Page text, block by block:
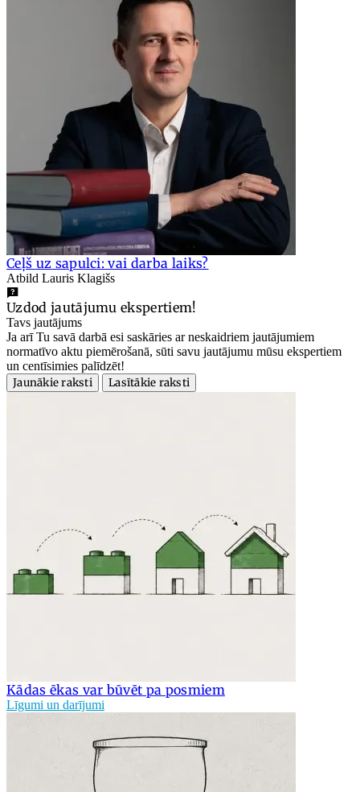
Ceļš uz sapulci: vai darba laiks?
Atbild Lauris Klagišs
Uzdod jautājumu ekspertiem!
Tavs jautājums
Ja arī Tu savā darbā esi saskāries ar neskaidriem jautājumiem
normatīvo aktu piemērošanā, sūti savu jautājumu mūsu ekspertiem
un centīsimies palīdzēt!
Jaunākie raksti
Lasītākie raksti
Kādas ēkas var būvēt pa posmiem
Līgumi un darījumi